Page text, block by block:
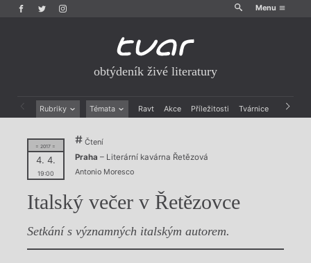
Menu
obtýdeník živé literatury
Rubriky Témata Ravt Akce Příležitosti Tvárnice Archiv
Drobná publicistika
Esejistika
Recenze a reflexe
Rozhovory
Právě vychází
Mauzoleum
Divadlo
Dokument
= 2017 =
4. 4.
19:00
Čtení
Praha – Literární kavárna Řetězová
Antonio Moresco
Italský večer v Řetězovce
Setkání s významných italským autorem.